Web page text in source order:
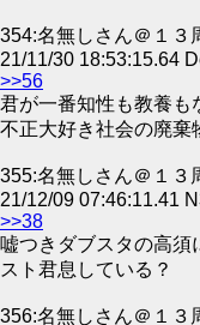
354:名無しさん＠１３
21/11/30 18:53:15.64
>>56
君が一番知性も教養も
不正大好き社会の廃棄
355:名無しさん＠１３
21/12/09 07:46:11.41
>>38
嘘つきダブスタの高須
スト君息している？
356:名無しさん＠１３